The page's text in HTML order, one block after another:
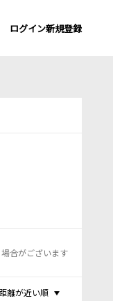
ログイン新規登録
合がございます
距離が近い順